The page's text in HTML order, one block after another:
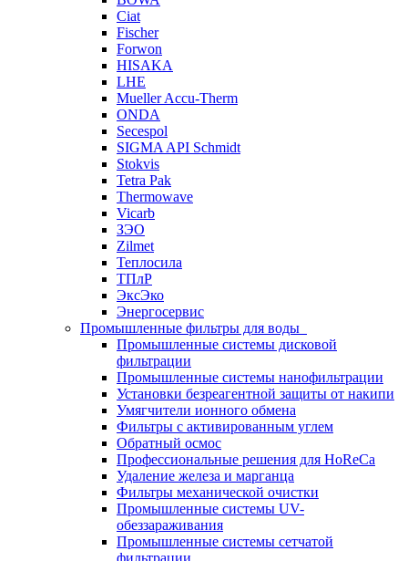
Ciat
Fischer
Forwon
HISAKA
LHE
Mueller Accu-Therm
ONDA
Secespol
SIGMA API Schmidt
Stokvis
Tetra Pak
Thermowave
Vicarb
ЗЭО
Zilmet
Теплосила
ТПлР
ЭксЭко
Энергосервис
Промышленные фильтры для воды
Промышленные системы дисковой
фильтрации
Промышленные системы нанофильтрации
Установки безреагентной защиты от накипи
Умягчители ионного обмена
Фильтры с активированным углем
Обратный осмос
Профессиональные решения для HoReCa
Удаление железа и марганца
Фильтры механической очистки
Промышленные системы UV-
обеззараживания
Промышленные системы сетчатой
фильтрации